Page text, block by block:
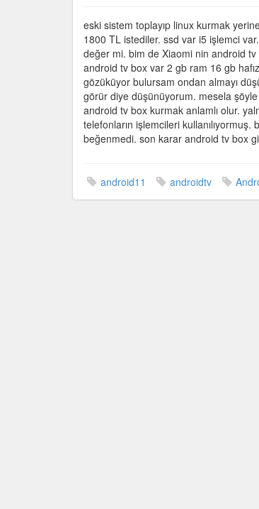
eski sistem toplayıp linux kurmak
1800 TL istediler. ssd var i5 işlemci var.
değer mi. bim de Xiaomi nin android tv
android tv box var 2 gb ram 16 gb
gözüküyor bulursam ondan almayı
görür diye düşünüyorum. mesela
android tv box kurmak anlamlı olur.
telefonların işlemcileri
beğenmedi. son karar android tv box
android11 androidtv